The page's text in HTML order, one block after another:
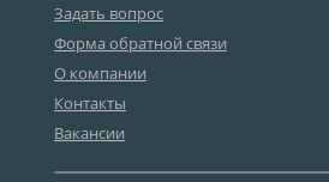
Задать вопрос
Форма обратной связи
О компании
Контакты
Вакансии